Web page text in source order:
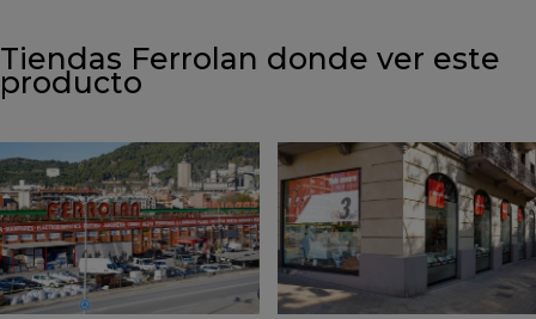
Tiendas Ferrolan donde ver este
producto